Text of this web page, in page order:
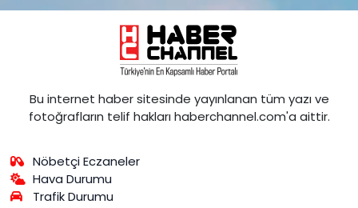
Bu internet haber sitesinde yayınlanan tüm yazı ve
fotoğrafların telif hakları haberchannel.com'a aittir.
Nöbetçi Eczaneler
Hava Durumu
Trafik Durumu